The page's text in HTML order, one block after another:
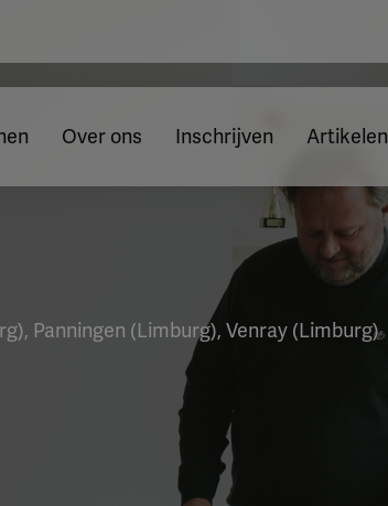
Over ons Inschrijven Artikelen
Panningen (Limburg), Venray (Limburg)